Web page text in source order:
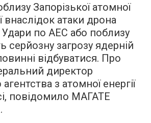
Запорізької атомної
внаслідок атаки дрона
Удари по АЕС або поблизу
серйозну загрозу ядерній
відбуватися. Про
директор
з атомної енергії
повідомило МАГАТЕ